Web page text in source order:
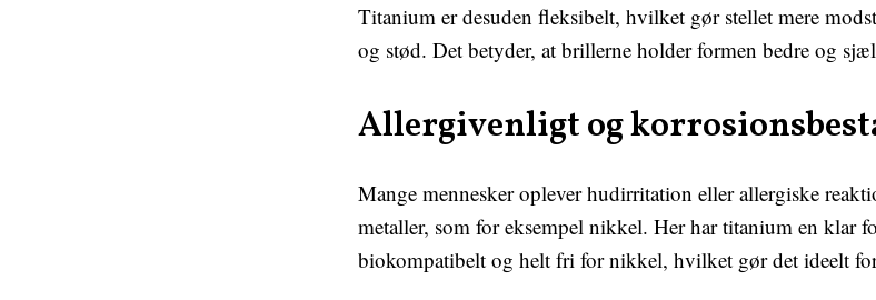
Titanium er desuden fleksibelt, hvilket gør stellet mere
og stød. Det betyder, at brillerne holder formen bedre og
Allergivenligt og
Mange mennesker oplever hudirritation eller allergiske
metaller, som for eksempel nikkel. Her har titanium en klar
biokompatibelt og helt fri for nikkel, hvilket gør det ideelt